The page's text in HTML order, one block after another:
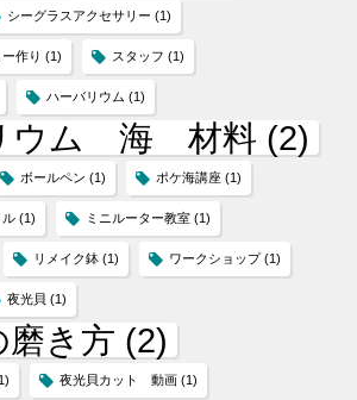
シーグラスアクセサリー (1)
作り (1) スタッフ (1)
ハーバリウム (1)
ウム 海 材料 (2)
ボールペン (1) ポケ海講座 (1)
(1) ミニルーター教室 (1)
リメイク鉢 (1) ワークショップ(1)
夜光貝 (1)
磨き方 (2)
夜光貝カット 動画 (1)